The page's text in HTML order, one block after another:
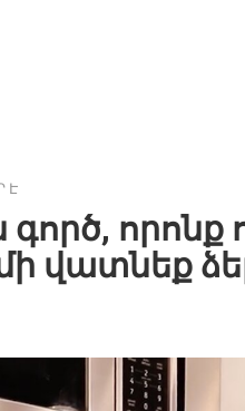
Է
գործ,
մի վատնեք